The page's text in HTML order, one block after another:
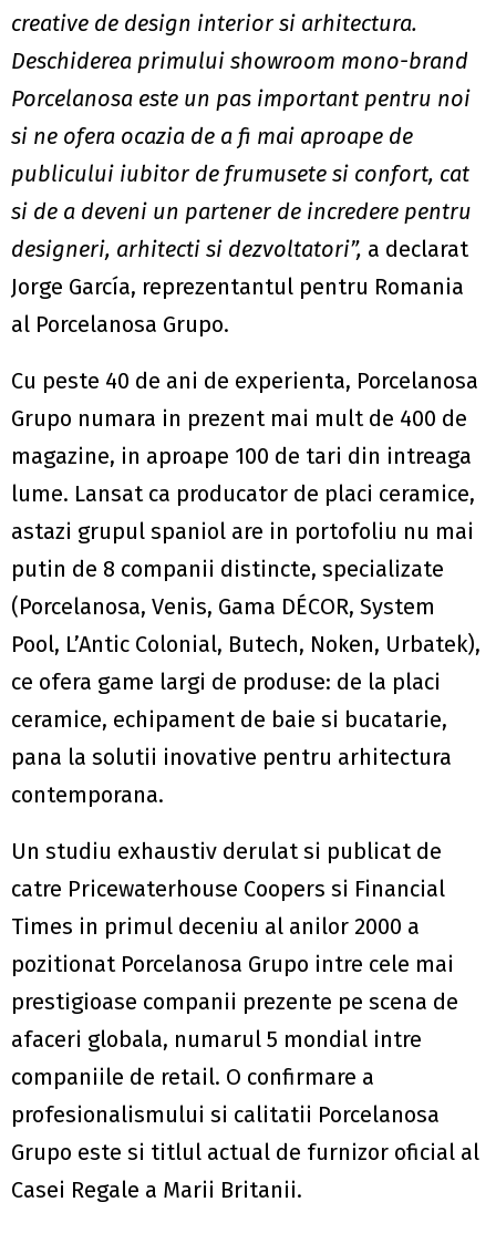
creative de design interior si arhitectura.
Deschiderea primului showroom mono-brand
Porcelanosa este un pas important pentru noi
si ne ofera ocazia de a fi mai aproape de
publicului iubitor de frumusete si confort, cat
si de a deveni un partener de incredere pentru
designeri, arhitecti si dezvoltatori”, a declarat
Jorge García, reprezentantul pentru Romania
al Porcelanosa Grupo.
Cu peste 40 de ani de experienta, Porcelanosa
Grupo numara in prezent mai mult de 400 de
magazine, in aproape 100 de tari din intreaga
lume. Lansat ca producator de placi ceramice,
astazi grupul spaniol are in portofoliu nu mai
putin de 8 companii distincte, specializate
(Porcelanosa, Venis, Gama DÉCOR, System
Pool, L’Antic Colonial, Butech, Noken, Urbatek),
ce ofera game largi de produse: de la placi
ceramice, echipament de baie si bucatarie,
pana la solutii inovative pentru arhitectura
contemporana.
Un studiu exhaustiv derulat si publicat de
catre Pricewaterhouse Coopers si Financial
Times in primul deceniu al anilor 2000 a
pozitionat Porcelanosa Grupo intre cele mai
prestigioase companii prezente pe scena de
afaceri globala, numarul 5 mondial intre
companiile de retail. O confirmare a
profesionalismului si calitatii Porcelanosa
Grupo este si titlul actual de furnizor oficial al
Casei Regale a Marii Britanii.